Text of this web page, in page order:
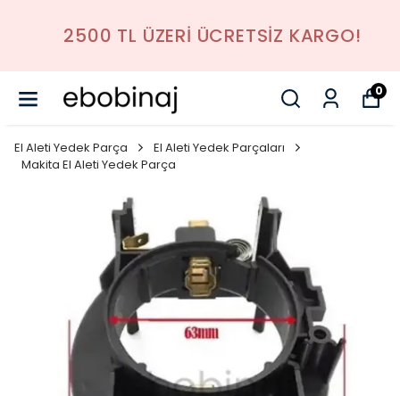
2500 TL ÜZERI ÜCRETSIZ KARGO!
0
El Aleti Yedek Parça
El Aleti Yedek Parçaları
Makita El Aleti Yedek Parça